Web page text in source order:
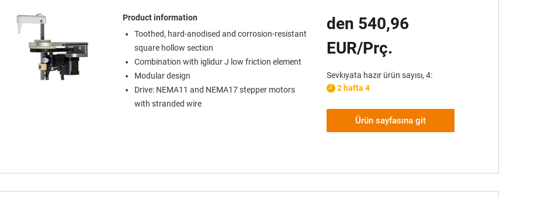
Product information
Toothed, hard-anodised and corrosion-resistant
square hollow section
Combination with iglidur J low friction element
Modular design
Drive: NEMA11 and NEMA17 stepper motors
with stranded wire
den 540,96
EUR/Prç.
Sevkıyata hazır ürün sayısı, 4:
2 hafta 4
Ürün sayfasına git